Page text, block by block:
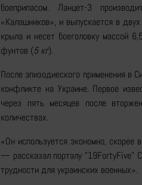
боеприпасом. Ланцет-3
«Калашников», и выпускается в
крыла и несет боеголовку массой
фунтов (5 кг).
После эпизодиеского применения в
конфликте на Украине. Первое
через пять месяцев после
количествах.
«Он используется экономно, скорее
— рассказал порталу "19FortyFive"
трудности для украинских военных».